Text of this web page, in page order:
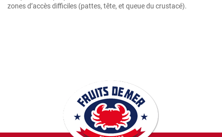
zones d’accès difficiles (pattes, tête, et queue du crustacé).